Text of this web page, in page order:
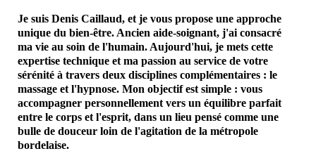
Je suis Denis Caillaud, et je vous propose une approche
unique du bien-être. Ancien aide-soignant, j'ai consacré
ma vie au soin de l'humain. Aujourd'hui, je mets cette
expertise technique et ma passion au service de votre
sérénité à travers deux disciplines complémentaires : le
massage et l'hypnose. Mon objectif est simple : vous
accompagner personnellement vers un équilibre parfait
entre le corps et l'esprit, dans un lieu pensé comme une
bulle de douceur loin de l'agitation de la métropole
bordelaise.